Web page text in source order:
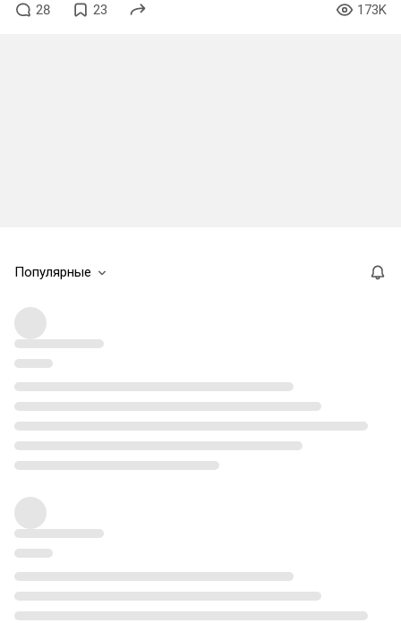
28 23 173K
Популярные